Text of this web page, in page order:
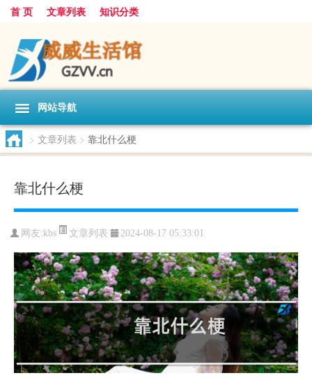
首 页 文章列表 知识分类
网站导航
> 文章列表 > 靠北什么梗
靠北什么梗
网友: kbs 文章列表 2024-08-17 05:33:01